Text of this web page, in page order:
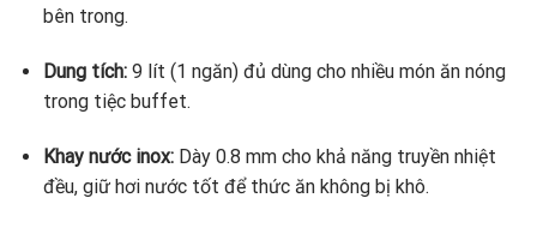
bên trong.
Dung tích:9 lít (1 ngăn) đủ dùng cho nhiều món ăn nóng
trong tiệc buffet.
Khay nước inox:Dày 0.8 mm cho khả năng truyền nhiệt
đều, giữ hơi nước tốt để thức ăn không bị khô.